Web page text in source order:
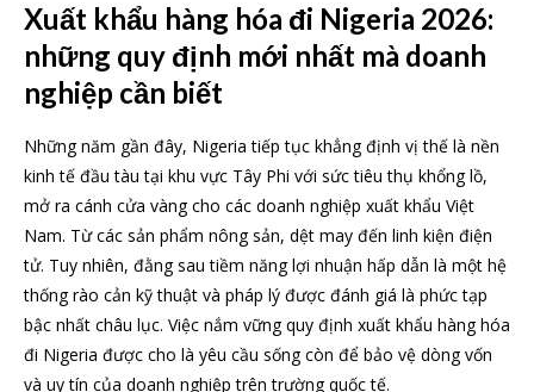
Xuất khẩu hàng hóa đi Nigeria 2026:
những quy định mới nhất mà doanh
nghiệp cần biết
Những năm gần đây, Nigeria tiếp tục khẳng định vị thế là nền
kinh tế đầu tàu tại khu vực Tây Phi với sức tiêu thụ khổng lồ,
mở ra cánh cửa vàng cho các doanh nghiệp xuất khẩu Việt
Nam. Từ các sản phẩm nông sản, dệt may đến linh kiện điện
tử. Tuy nhiên, đằng sau tiềm năng lợi nhuận hấp dẫn là một hệ
thống rào cản kỹ thuật và pháp lý được đánh giá là phức tạp
bậc nhất châu lục. Việc nắm vững quy định xuất khẩu hàng hóa
đi Nigeria được cho là yêu cầu sống còn để bảo vệ dòng vốn
và uy tín của doanh nghiệp trên trường quốc tế.